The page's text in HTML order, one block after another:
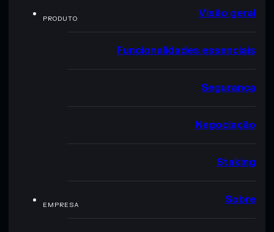
PRODUTO Visão geral
Funcionalidades essenciais
Segurança
Negociação
Staking
EMPRESA Sobre